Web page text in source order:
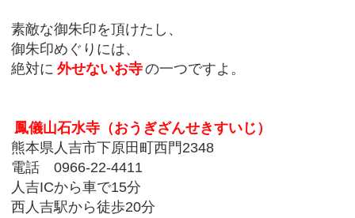
素敵な御朱印を頂けたし、
御朱印めぐりには、
絶対に 外せないお寺の一つですよ。
鳳儀山石水寺（おうぎざんせきすいじ）
熊本県人吉市下原田町西門2348
電話 0966‐22‐4411
人吉ICから車で15分
西人吉駅から徒歩20分